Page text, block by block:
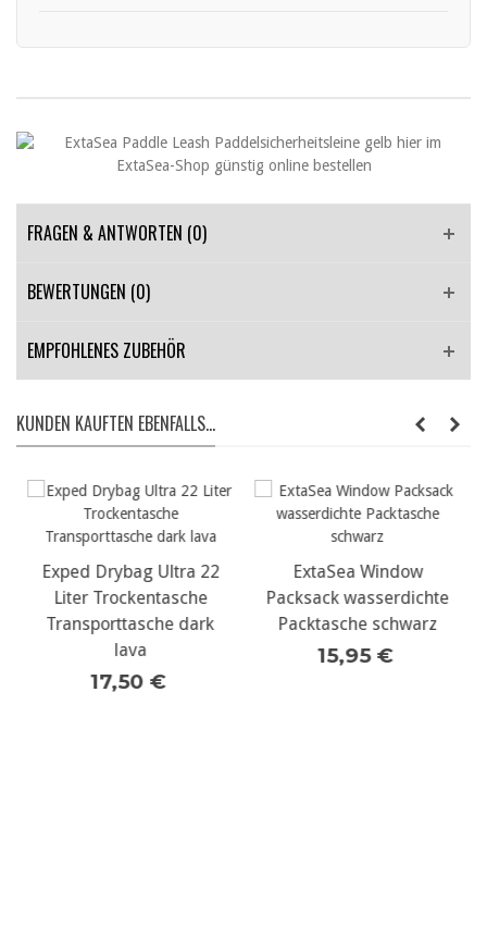
FRAGEN & ANTWORTEN (0)
BEWERTUNGEN (0)
EMPFOHLENES ZUBEHÖR
KUNDEN KAUFTEN EBENFALLS...
Exped Drybag Ultra 22
Liter Trockentasche
Transporttasche dark
lava
17,50 €
ExtaSea Window
Packsack wasserdichte
Packtasche schwarz
15,95 €